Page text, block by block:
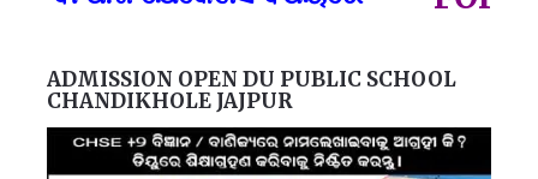
ADMISSION OPEN DU PUBLIC SCHOOL
CHANDIKHOLE JAJPUR